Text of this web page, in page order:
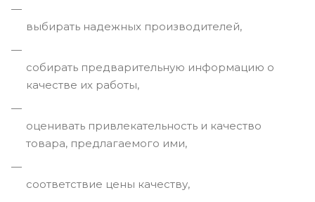
выбирать надежных производителей,
собирать предварительную информацию о
качестве их работы,
оценивать привлекательность и качество
товара, предлагаемого ими,
соответствие цены качеству,